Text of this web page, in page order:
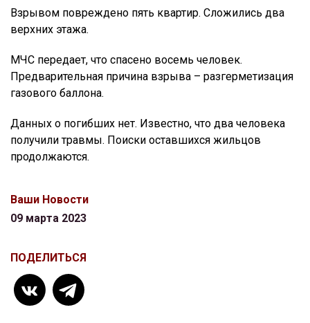
Взрывом повреждено пять квартир. Сложились два
верхних этажа.
МЧС передает, что спасено восемь человек.
Предварительная причина взрыва – разгерметизация
газового баллона.
Данных о погибших нет. Известно, что два человека
получили травмы. Поиски оставшихся жильцов
продолжаются.
Ваши Новости
09 марта 2023
ПОДЕЛИТЬСЯ